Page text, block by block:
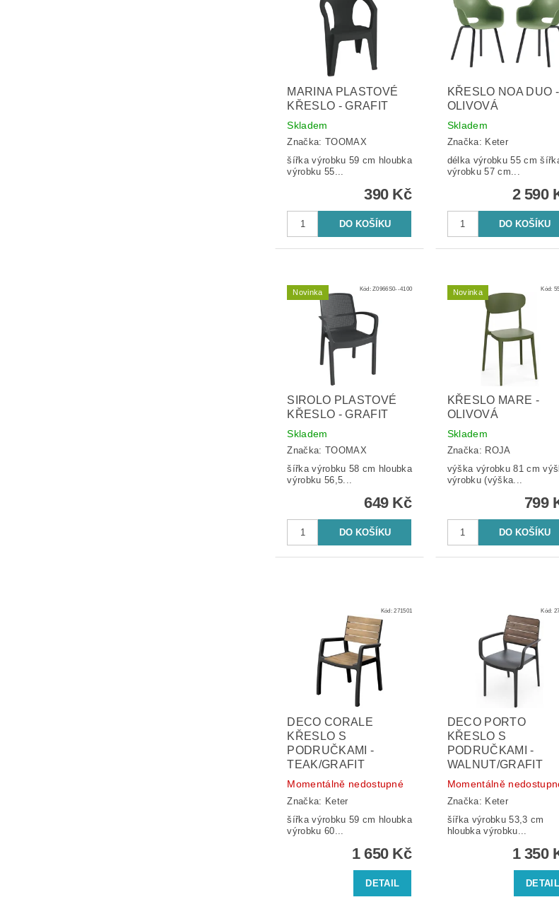
MARINA PLASTOVÉ
KŘESLO - GRAFIT
Skladem
Značka: TOOMAX
šířka výrobku 59 cm hloubka
výrobku 55...
390 Kč
KŘESLO NOA DUO -
OLIVOVÁ
Skladem
Značka: Keter
délka výrobku 55 cm šířka
výrobku 57 cm...
2 590
Novinka Kód:Z0966S0--4100
SIROLO PLASTOVÉ
KŘESLO - GRAFIT
Skladem
Značka: TOOMAX
šířka výrobku 58 cm hloubka
výrobku 56,5...
649 Kč
Novinka Kód:
KŘESLO MARE -
OLIVOVÁ
Skladem
Značka: ROJA
výška výrobku 81 cm výška
výrobku (výška...
799
Kód:271501
DECO CORALE
KŘESLO S
PODRUČKAMI -
TEAK/GRAFIT
Momentálně nedostupné
Značka: Keter
šířka výrobku 59 cm hloubka
výrobku 60...
1 650 Kč
DETAIL
Kód:
DECO PORTO
KŘESLO S
PODRUČKAMI -
WALNUT/GRAFIT
Momentálně
Značka: Keter
šířka výrobku 53,3 cm
hloubka výrobku...
1 350
DETAIL